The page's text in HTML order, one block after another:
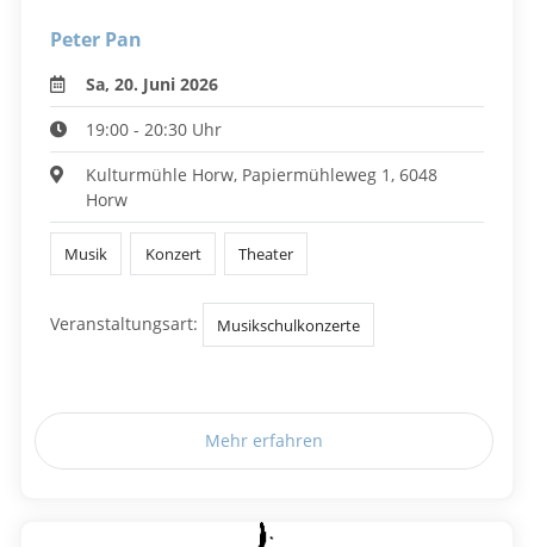
Peter Pan
Sa, 20. Juni 2026
19:00 - 20:30 Uhr
Kulturmühle Horw, Papiermühleweg 1, 6048
Horw
Musik Konzert Theater
Veranstaltungsart: Musikschulkonzerte
Mehr erfahren